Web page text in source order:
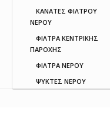
ΚΑΝΑΤΕΣ ΦΙΛΤΡΟΥ
ΝΕΡΟΥ
ΦΙΛΤΡΑ ΚΕΝΤΡΙΚΗΣ
ΠΑΡΟΧΗΣ
ΦΙΛΤΡΑ ΝΕΡΟΥ
ΨΥΚΤΕΣ ΝΕΡΟΥ